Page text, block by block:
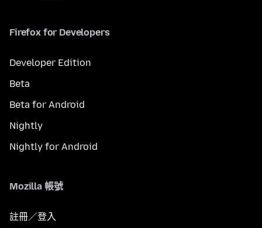
Firefox for Developers
Developer Edition
Beta
Beta for Android
Nightly
Nightly for Android
Mozilla 帳號
註冊／登入